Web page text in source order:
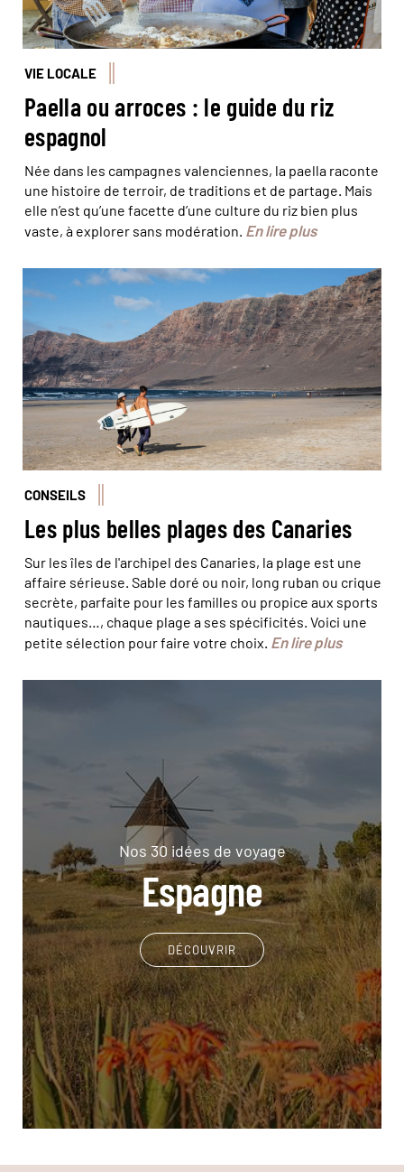
VIE LOCALE
Paella ou arroces : le guide du riz
espagnol
Née dans les campagnes valenciennes, la paella raconte
une histoire de terroir, de traditions et de partage. Mais
elle n’est qu’une facette d’une culture du riz bien plus
vaste, à explorer sans modération. En lire plus
La plage de Famara à Lanzarote est réputée pour son
spot de surf. © Hervé Hughes/Hemis
CONSEILS
Les plus belles plages des Canaries
Sur les îles de l'archipel des Canaries, la plage est une
affaire sérieuse. Sable doré ou noir, long ruban ou crique
secrète, parfaite pour les familles ou propice aux sports
nautiques…, chaque plage a ses spécificités. Voici une
petite sélection pour faire votre choix. En lire plus
Nos 30 idées de voyage
Espagne
DÉCOUVRIR